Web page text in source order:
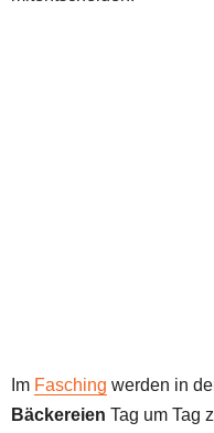
Im Fasching werden in
Bäckereien Tag um Tag